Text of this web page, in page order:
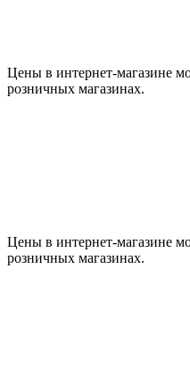
Цены в интернет-магазине
розничных магазинах.
Цены в интернет-магазине
розничных магазинах.